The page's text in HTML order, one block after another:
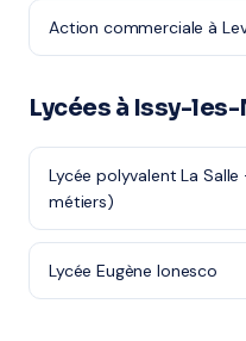
Action commerciale à
Lycées à Issy-
Lycée polyvalent La
métiers)
Lycée Eugène Ionesco